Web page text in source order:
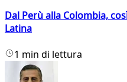
Dal Perù alla Colombia,
Latina
1 min di lettura